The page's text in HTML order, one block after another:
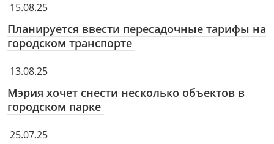
15.08.25
Планируется ввести пересадочные тарифы на
городском транспорте
13.08.25
Мэрия хочет снести несколько объектов в
городском парке
25.07.25